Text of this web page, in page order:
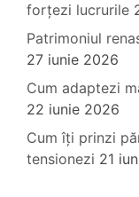
forțezi lucrurile
Patrimoniul
27 iunie 2026
Cum adaptezi
22 iunie 2026
Cum îți prinzi
tensionezi 21